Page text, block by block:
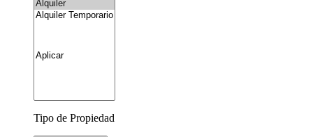
Tipo de Propiedad